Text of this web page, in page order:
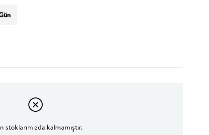
stoklarımızda kalmamıştır.